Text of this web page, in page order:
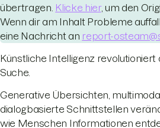
übertragen. Klicke hier, um den
Wenn dir am Inhalt Probleme
eine Nachricht an report-
Künstliche Intelligenz revolutioniert
Suche.
Generative Übersichten,
dialogbasierte Schnittstellen
wie Menschen Informationen